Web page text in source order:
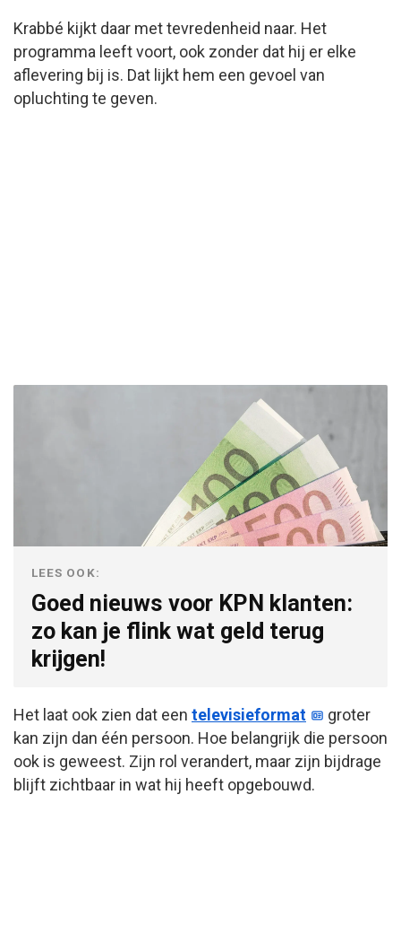
Krabbé kijkt daar met tevredenheid naar. Het
programma leeft voort, ook zonder dat hij er elke
aflevering bij is. Dat lijkt hem een gevoel van
opluchting te geven.
LEES OOK:
Goed nieuws voor KPN klanten:
zo kan je flink wat geld terug
krijgen!
Het laat ook zien dat een televisieformat
groter
kan zijn dan één persoon. Hoe belangrijk die persoon
ook is geweest. Zijn rol verandert, maar zijn bijdrage
blijft zichtbaar in wat hij heeft opgebouwd.